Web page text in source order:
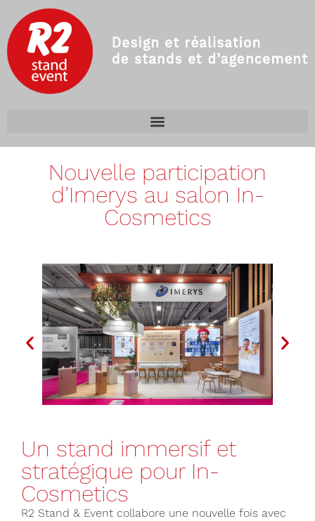
Nouvelle participation
d’Imerys au salon In-
Cosmetics
Un stand immersif et
stratégique pour In-
Cosmetics
R2 Stand & Event collabore une nouvelle fois avec